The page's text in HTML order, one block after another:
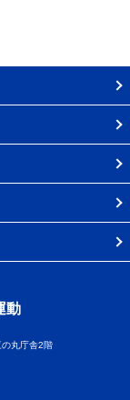
動
丸庁舎2階